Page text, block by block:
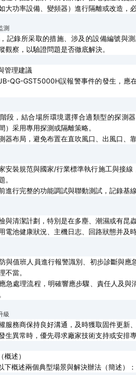
大功率設備、變頻器）進行隔離或改造，
測
記錄所采取的措施、涉及的設備編號與
觀察，以驗證問題是否徹底解決。
管理建議
QG-GST5000H誤報警事件的發生，應
段，結合場所環境選擇合適類型的探測
）采用專用探測或隔離策略。
器布局，避免布置在直吹風口、出風口、
安裝規范與國家/行業標準執行施工與接
。
進行完整的功能調試與聯動測試，記錄基
與清潔計劃，特別是在多塵、潮濕或有昆
電池健康狀況、主機日志、回路狀態并及
與值班人員進行報警識別、初步診斷與
不當。
急處理流程，明確響應步驟、責任人及與
級
服務商保持良好溝通，及時獲取固件更新
生異常時，優先尋求廠家技術支持或安排
述）
下概述兩個典型場景與解決辦法（簡述）：